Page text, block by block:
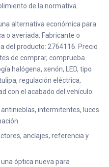
de la normativa.
alternativa económica para
o averiada. Fabricante o
del producto: 2764116. Precio
de comprar, comprueba
halógena, xenón, LED, tipo
regulación eléctrica,
con el acabado del vehículo.
intermitentes, luces
anclajes, referencia y
óptica nueva para